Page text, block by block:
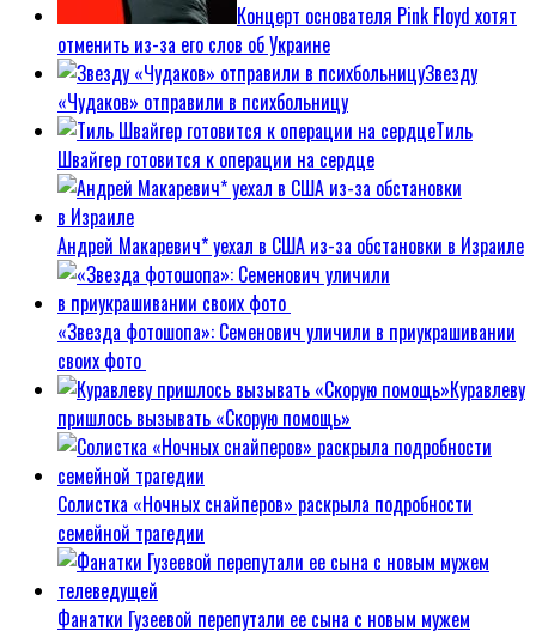
Концерт основателя Pink Floyd хотят
отменить из-за его слов об Украине
Звезду
«Чудаков» отправили в психбольницу
Тиль
Швайгер готовится к операции на сердце
Андрей Макаревич* уехал в США из-за обстановки в Израиле
«Звезда фотошопа»: Семенович уличили в приукрашивании
своих фото
Куравлеву
пришлось вызывать «Скорую помощь»
Солистка «Ночных снайперов» раскрыла подробности
семейной трагедии
Фанатки Гузеевой перепутали ее сына с новым мужем